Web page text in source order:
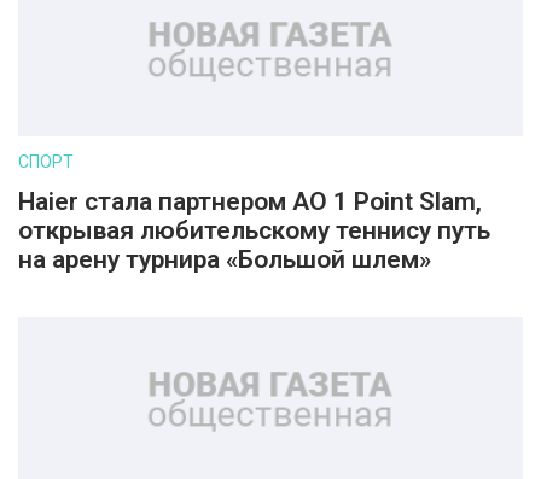
СПОРТ
Haier стала партнером AO 1 Point Slam,
открывая любительскому теннису путь
на арену турнира «Большой шлем»